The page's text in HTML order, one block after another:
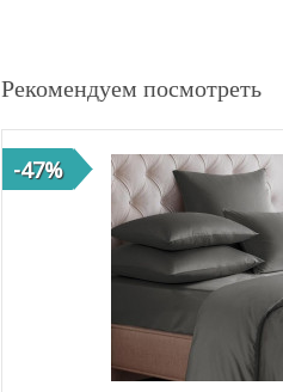
Рекомендуем посмотреть
-47%